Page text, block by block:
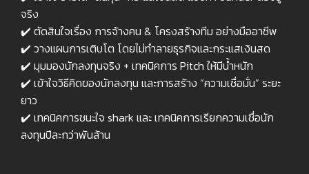
จริง
✔️ ตัดสินใจเรื่อง การจ้างคน & โครงสร้างทีม อย่างมืออาชีพ
✔️ วางแผนการเติบโต โดยไม่ทำลายธุรกิจและกระแสเงินสด
✔️ มุมมองนักลงทุนจริง + เทคนิคการ Pitch ให้มีน้ำหนัก
✔️ เข้าใจวิธีคิดของนักลงทุน และการสร้าง “ความเชื่อมั่น” ระยะ
ยาว
✔️ เทคนิคการชนะใจ shark และ เทคนิคการเรียกความเชื่อนัก
ลงทุนปีละกว่าพันล้าน